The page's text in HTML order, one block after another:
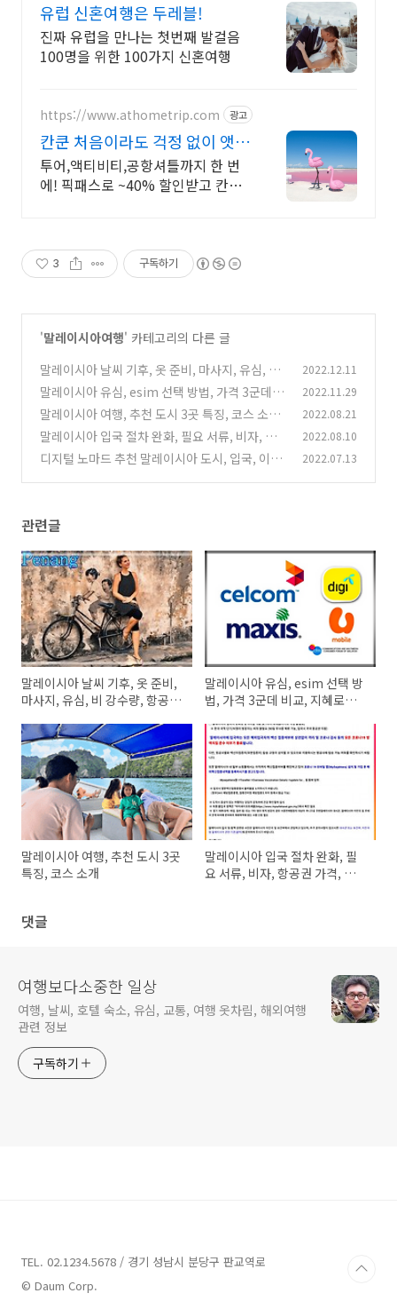
유럽 신혼여행은 두레블!
진짜 유럽을 만나는 첫번째 발걸음
100명을 위한 100가지 신혼여행
https://www.athometrip.com 광고
칸쿤 처음이라도 걱정 없이 앳홈
트립이 다 챙겨드려요
투어,액티비티,공항셔틀까지 한 번
에! 픽패스로 ~40% 할인받고 칸쿤
3 구독하기
'말레이시아여행' 카테고리의 다른 글
말레이시아 날씨 기후, 옷 준비, 마사지, 유심, 비
강수량, 항공권 가격
(2)
2022.12.11
말레이시아 유심, esim 선택 방법, 가격 3군데 비
교, 지혜로운 구입 팁 (2)
2022.11.29
말레이시아 여행, 추천 도시 3곳 특징, 코스 소개
(1)
2022.08.21
말레이시아 입국 절차 완화, 필요 서류, 비자, 항
공권 가격, 유심 정보 (0)
2022.08.10
디지털 노마드 추천 말레이시아 도시, 입국, 이유,
2022.07.13
관련글
말레이시아 날씨 기후, 옷 준비,
마사지, 유심, 비 강수량, 항공권
말레이시아 유심, esim 선택 방
법, 가격 3군데 비교, 지혜로운
말레이시아 여행, 추천 도시 3곳
특징, 코스 소개
말레이시아 입국 절차 완화, 필
요 서류, 비자, 항공권 가격, 유심
댓글
여행보다소중한 일상
여행, 날씨, 호텔 숙소, 유심, 교통, 여행 옷차림, 해외여행
관련 정보
구독하기
TEL. 02.1234.5678 / 경기 성남시 분당구 판교역로
© Daum Corp.